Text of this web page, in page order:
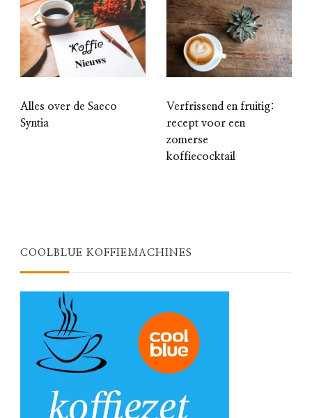
Alles over de Saeco
Syntia
Verfrissend en fruitig:
recept voor een
zomerse
koffiecocktail
COOLBLUE KOFFIEMACHINES